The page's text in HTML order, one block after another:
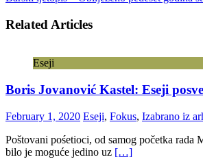
Related Articles
Eseji
Boris Jovanović Kastel: Eseji
February 1, 2020 Eseji, Fokus, Izabrano iz
Poštovani pośetioci, od samog početka
bilo je moguće jedino uz […]